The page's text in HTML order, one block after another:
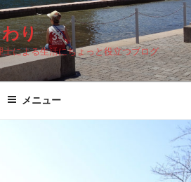
り
士による生活にちょっと役立つブログ
メニュー